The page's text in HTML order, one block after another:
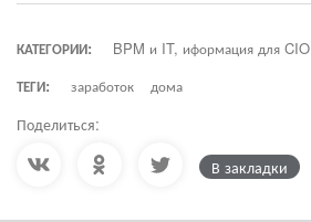
КАТЕГОРИИ:
BPM и IT, иформация для CIO
ТЕГИ:
заработок дома
Поделиться:
В закладки